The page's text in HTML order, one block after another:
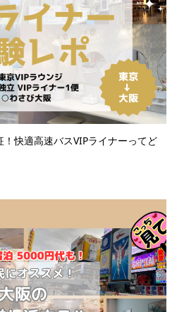
！快適高速バスVIPライナーってど